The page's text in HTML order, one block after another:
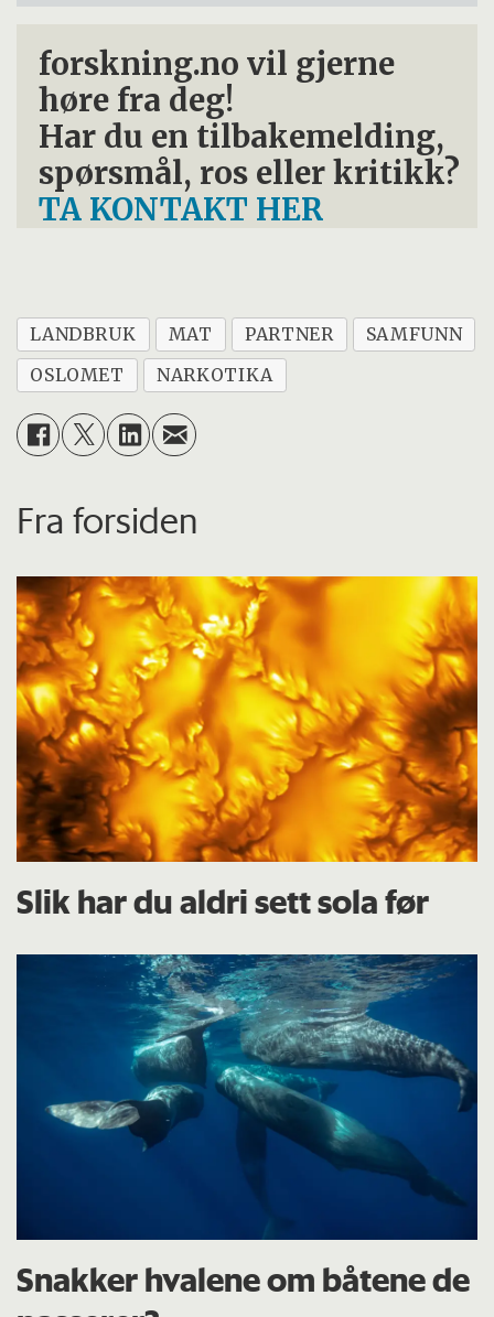
forskning.no vil gjerne
høre fra deg!
Har du en tilbakemelding,
spørsmål, ros eller kritikk?
TA KONTAKT HER
LANDBRUK MAT PARTNER
SAMFUNN
OSLOMET
NARKOTIKA
Fra forsiden
Slik har du aldri sett sola før
Snakker hvalene om båtene de